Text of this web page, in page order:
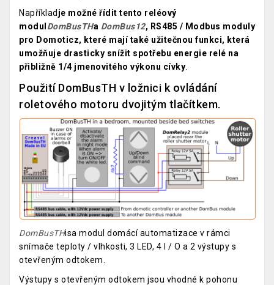
Například je možné řídit tento reléový
modul DomBusTHa DomBus12, RS485 / Modbus moduly
pro Domoticz, které mají také užitečnou funkci, která
umožňuje drasticky snížit spotřebu energie relé na
přibližně 1/4 jmenovitého výkonu cívky
Použití DomBusTH v ložnici k ovládání
roletového motoru dvojitým tlačítkem.
DomBusTHisa modul domácí automatizace v rámci
snímače teploty / vlhkosti, 3 LED, 4 I / O a 2 výstupy s
otevřeným odtokem.
Výstupy s otevřeným odtokem jsou vhodné k pohonu